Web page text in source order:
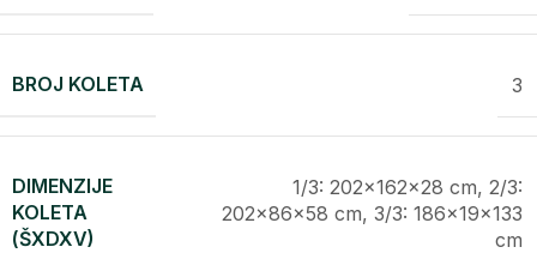
BROJ KOLETA 3
DIMENZIJE
KOLETA
(ŠXDXV)
1/3: 202x162x28 cm, 2/3:
202x86x58 cm, 3/3: 186x19x133
cm